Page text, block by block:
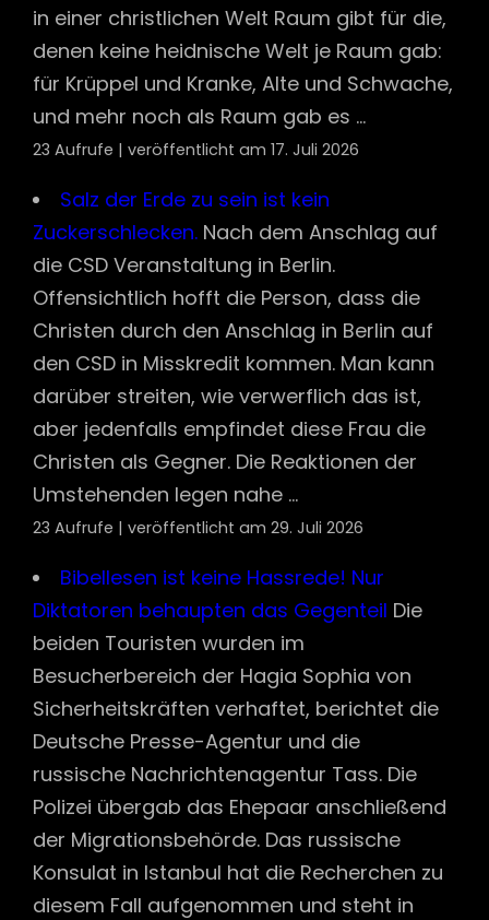
in einer christlichen Welt Raum gibt für die,
denen keine heidnische Welt je Raum gab:
für Krüppel und Kranke, Alte und Schwache,
und mehr noch als Raum gab es ...
23 Aufrufe | veröffentlicht am 17. Juli 2026
Salz der Erde zu sein ist kein
Zuckerschlecken. Nach dem Anschlag auf
die CSD Veranstaltung in Berlin.
Offensichtlich hofft die Person, dass die
Christen durch den Anschlag in Berlin auf
den CSD in Misskredit kommen. Man kann
darüber streiten, wie verwerflich das ist,
aber jedenfalls empfindet diese Frau die
Christen als Gegner. Die Reaktionen der
Umstehenden legen nahe ...
23 Aufrufe | veröffentlicht am 29. Juli 2026
Bibellesen ist keine Hassrede! Nur
Diktatoren behaupten das Gegenteil Die
beiden Touristen wurden im
Besucherbereich der Hagia Sophia von
Sicherheitskräften verhaftet, berichtet die
Deutsche Presse-Agentur und die
russische Nachrichtenagentur Tass. Die
Polizei übergab das Ehepaar anschließend
der Migrationsbehörde. Das russische
Konsulat in Istanbul hat die Recherchen zu
diesem Fall aufgenommen und steht in